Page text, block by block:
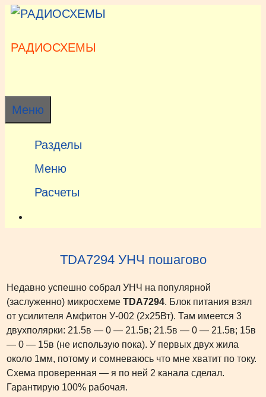
Перейти
РАДИОСХЕМЫ
Меню
Разделы
Меню
Расчеты
TDA7294 УНЧ пошагово
Недавно успешно собрал УНЧ на популярной
(заслуженно) микросхеме TDA7294. Блок питания взял
от усилителя Амфитон У-002 (2х25Вт). Там имеется 3
двухполярки: 21.5в — 0 — 21.5в; 21.5в — 0 — 21.5в; 15в
— 0 — 15в (не использую пока). У первых двух жила
около 1мм, потому и сомневаюсь что мне хватит по току.
Схема проверенная — я по ней 2 канала сделал.
Гарантирую 100% рабочая.